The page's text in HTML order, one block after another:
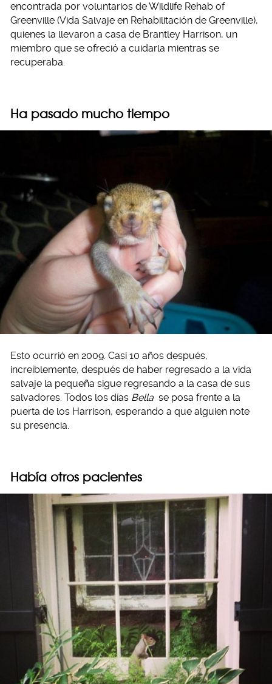
encontrada por voluntarios de Wildlife Rehab of
Greenville (Vida Salvaje en Rehabilitación de Greenville),
quienes la llevaron a casa de Brantley Harrison, un
miembro que se ofreció a cuidarla mientras se
recuperaba.
Ha pasado mucho tiempo
Esto ocurrió en 2009. Casi 10 años después,
increíblemente, después de haber regresado a la vida
salvaje la pequeña sigue regresando a la casa de sus
salvadores. Todos los días Bella se posa frente a la
puerta de los Harrison, esperando a que alguien note
su presencia.
Había otros pacientes